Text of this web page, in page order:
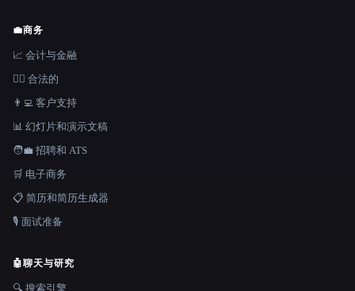
💼商务
📈 会计与金融
👩‍⚖️ 合法的
👨‍💻 客户支持
📊 幻灯片和演示文稿
🧑‍💼 招聘和 ATS
🛒 电子商务
📋 简历和简历生成器
🎙️ 面试准备
🤖聊天与研究
🔍 搜索引擎